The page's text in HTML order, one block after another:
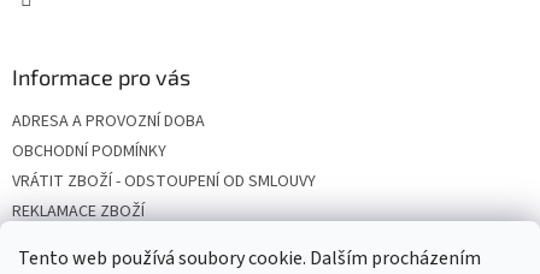
Tento web používá soubory cookie. Dalším procházením
Informace pro vás
ADRESA A PROVOZNÍ DOBA
OBCHODNÍ PODMÍNKY
VRÁTIT ZBOŽÍ - ODSTOUPENÍ OD SMLOUVY
REKLAMACE ZBOŽÍ